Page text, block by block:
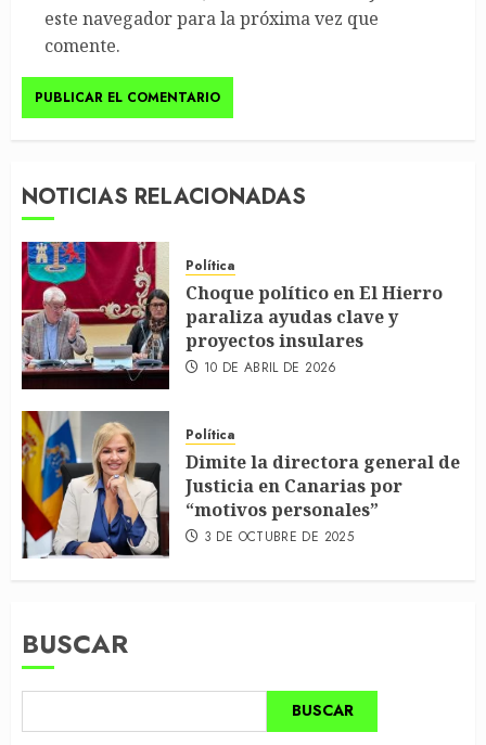
este navegador para la próxima vez que
comente.
NOTICIAS RELACIONADAS
Política
Choque político en El Hierro
paraliza ayudas clave y
proyectos insulares
10 DE ABRIL DE 2026
Política
Dimite la directora general de
Justicia en Canarias por
“motivos personales”
3 DE OCTUBRE DE 2025
BUSCAR
BUSCAR